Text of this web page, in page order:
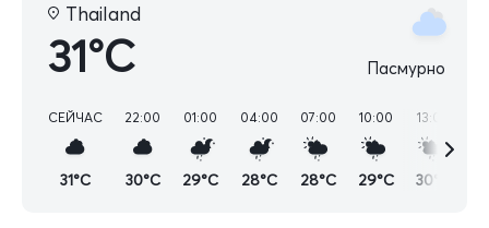
Thailand
31°C Пасмурно
СЕЙЧАС
31°C
22:00
30°C
01:00
29°C
04:00
28°C
07:00
28°C
10:00
29°C
13:00
30°C